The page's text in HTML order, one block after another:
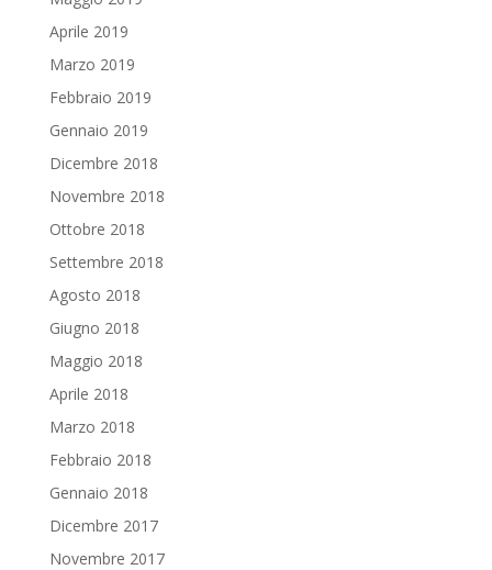
Aprile 2019
Marzo 2019
Febbraio 2019
Gennaio 2019
Dicembre 2018
Novembre 2018
Ottobre 2018
Settembre 2018
Agosto 2018
Giugno 2018
Maggio 2018
Aprile 2018
Marzo 2018
Febbraio 2018
Gennaio 2018
Dicembre 2017
Novembre 2017